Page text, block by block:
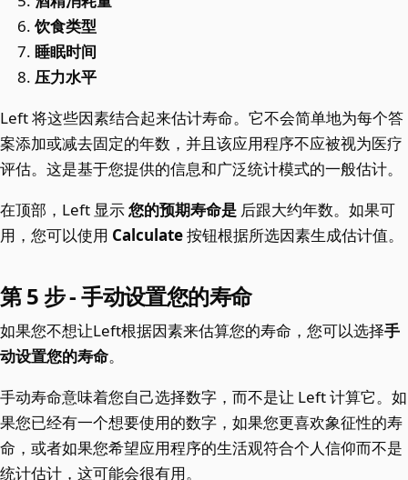
饮食类型
睡眠时间
压力水平
Left 将这些因素结合起来估计寿命。它不会简单地为每个答
案添加或减去固定的年数，并且该应用程序不应被视为医疗
评估。这是基于您提供的信息和广泛统计模式的一般估计。
在顶部，Left 显示您的预期寿命是 后跟大约年数。如果可
用，您可以使用 Calculate按钮根据所选因素生成估计值。
第 5 步 - 手动设置您的寿命
如果您不想让Left根据因素来估算您的寿命，您可以选择手
动设置您的寿命。
手动寿命意味着您自己选择数字，而不是让 Left 计算它。如
果您已经有一个想要使用的数字，如果您更喜欢象征性的寿
命，或者如果您希望应用程序的生活观符合个人信仰而不是
统计估计，这可能会很有用。